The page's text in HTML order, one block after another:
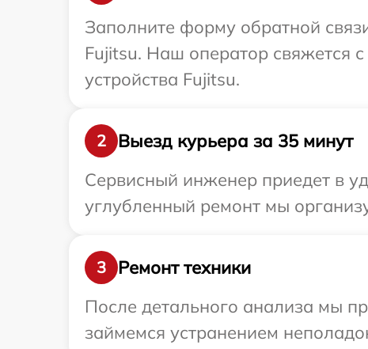
Заполните форму обратной
Fujitsu. Наш оператор свяжется
устройства Fujitsu.
2
Выезд курьера за 35 минут
Сервисный инженер приедет в
углубленный ремонт мы
3
Ремонт техники
После детального анализа мы
займемся устранением